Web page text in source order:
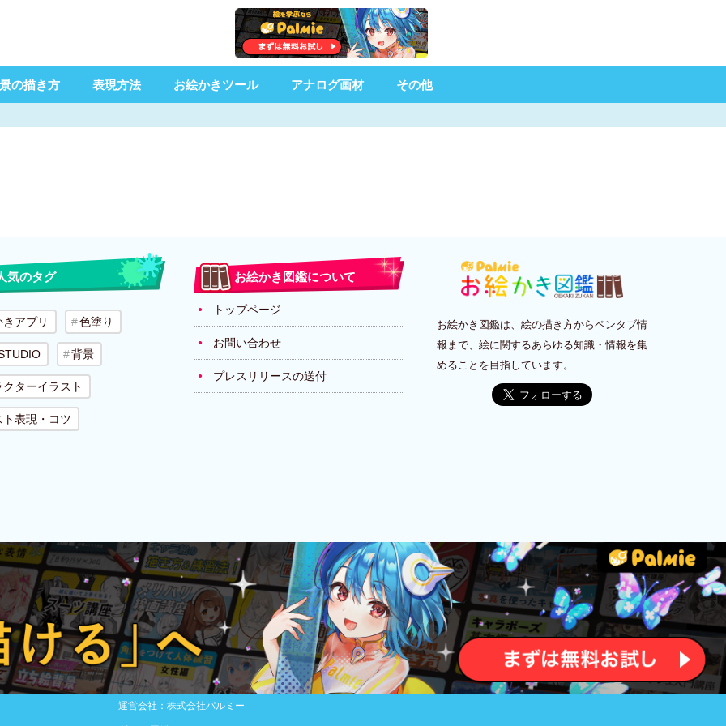
の描き方 表現方法 お絵かきツール アナログ画材 その他
気のタグ
アプリ 色塗り
背景
ターイラスト
ト表現・コツ
お絵かき図鑑について
トップページ
お問い合わせ
プレスリリースの送付
お絵かき図鑑は、絵の描き方からペンタブ情
報まで、絵に関するあらゆる知識・情報を集
めることを目指しています。
運営会社：株式会社パルミー